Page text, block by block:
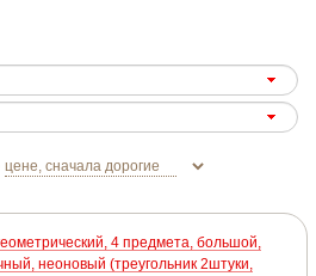
4 предмета, большой,
неоновый (треугольник 2штуки,